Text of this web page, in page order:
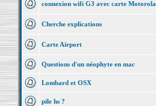
connexion wifi G3 avec carte Motorola
Cherche explications
Carte Airport
Questions d'un néophyte en mac
Lombard et OSX
pile hs ?